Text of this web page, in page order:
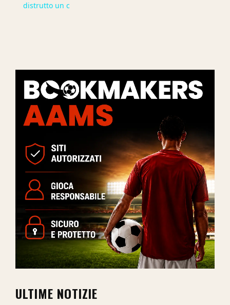
distrutto un c
ULTIME NOTIZIE